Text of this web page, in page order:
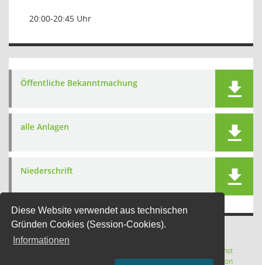
Diese Website verwendet aus technischen
Gründen Cookies (Session-Cookies).
Informationen
20:00-20:45 Uhr
Öffentliche Bekanntmachung
alle Anlagen
Niederschrift
Sitzungsdienst
Session(Wird in